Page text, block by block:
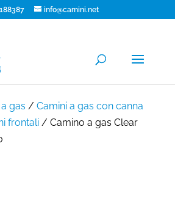
info@camini.net
gas / Camini a gas con canna
frontali/ Camino a gas Clear